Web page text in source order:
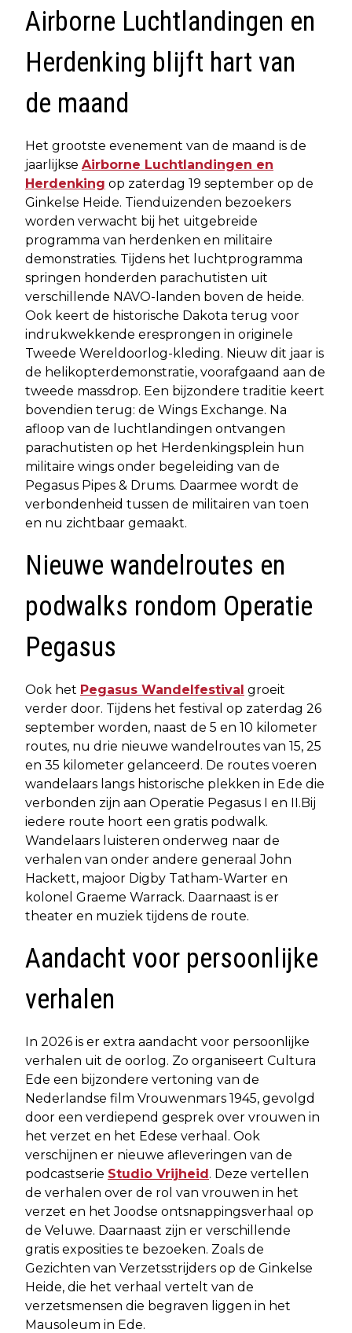
Airborne Luchtlandingen en
Herdenking blijft hart van
de maand
Het grootste evenement van de maand is de
jaarlijkse Airborne Luchtlandingen en
Herdenking op zaterdag 19 september op de
Ginkelse Heide. Tienduizenden bezoekers
worden verwacht bij het uitgebreide
programma van herdenken en militaire
demonstraties. Tijdens het luchtprogramma
springen honderden parachutisten uit
verschillende NAVO-landen boven de heide.
Ook keert de historische Dakota terug voor
indrukwekkende eresprongen in originele
Tweede Wereldoorlog-kleding. Nieuw dit jaar is
de helikopterdemonstratie, voorafgaand aan de
tweede massdrop. Een bijzondere traditie keert
bovendien terug: de Wings Exchange. Na
afloop van de luchtlandingen ontvangen
parachutisten op het Herdenkingsplein hun
militaire wings onder begeleiding van de
Pegasus Pipes & Drums. Daarmee wordt de
verbondenheid tussen de militairen van toen
en nu zichtbaar gemaakt.
Nieuwe wandelroutes en
podwalks rondom Operatie
Pegasus
Ook het Pegasus Wandelfestival groeit
verder door. Tijdens het festival op zaterdag 26
september worden, naast de 5 en 10 kilometer
routes, nu drie nieuwe wandelroutes van 15, 25
en 35 kilometer gelanceerd. De routes voeren
wandelaars langs historische plekken in Ede die
verbonden zijn aan Operatie Pegasus I en II.Bij
iedere route hoort een gratis podwalk.
Wandelaars luisteren onderweg naar de
verhalen van onder andere generaal John
Hackett, majoor Digby Tatham-Warter en
kolonel Graeme Warrack. Daarnaast is er
theater en muziek tijdens de route.
Aandacht voor persoonlijke
verhalen
In 2026 is er extra aandacht voor persoonlijke
verhalen uit de oorlog. Zo organiseert Cultura
Ede een bijzondere vertoning van de
Nederlandse film Vrouwenmars 1945, gevolgd
door een verdiepend gesprek over vrouwen in
het verzet en het Edese verhaal. Ook
verschijnen er nieuwe afleveringen van de
podcastserie Studio Vrijheid. Deze vertellen
de verhalen over de rol van vrouwen in het
verzet en het Joodse ontsnappingsverhaal op
de Veluwe. Daarnaast zijn er verschillende
gratis exposities te bezoeken. Zoals de
Gezichten van Verzetsstrijders op de Ginkelse
Heide, die het verhaal vertelt van de
verzetsmensen die begraven liggen in het
Mausoleum in Ede.